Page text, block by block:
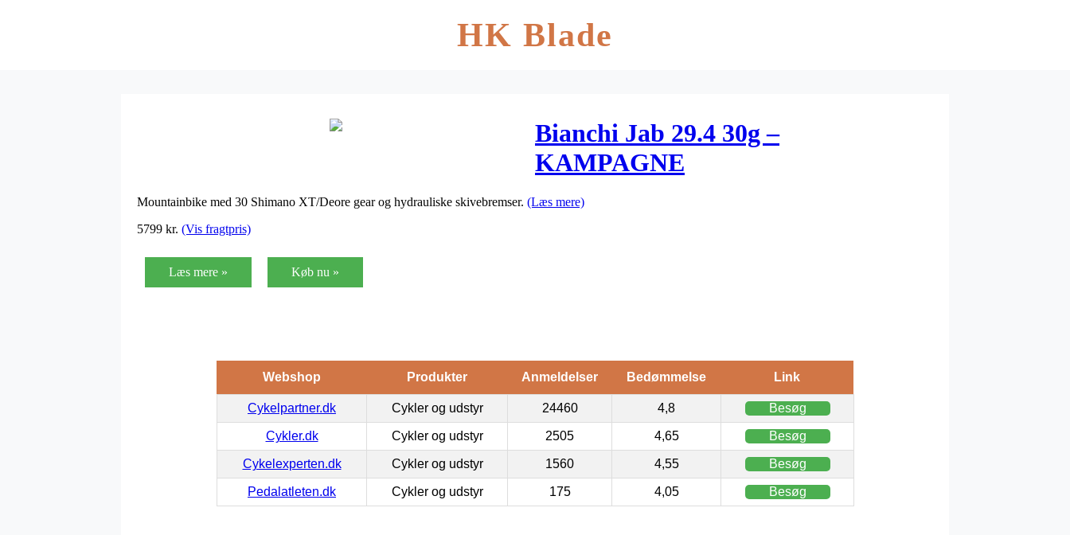
HK Blade
Bianchi Jab 29.4 30g –
KAMPAGNE
Mountainbike med 30 Shimano XT/Deore gear og hydrauliske skivebremser. (Læs mere)
5799 kr. (Vis fragtpris)
Læs mere » Køb nu »
Webshop Produkter Anmeldelser Bedømmelse Link
Cykelpartner.dk Cykler og udstyr 24460 4,8 Besøg
Cykler.dk Cykler og udstyr 2505 4,65 Besøg
Cykelexperten.dk Cykler og udstyr 1560 4,55 Besøg
Pedalatleten.dk Cykler og udstyr 175 4,05 Besøg